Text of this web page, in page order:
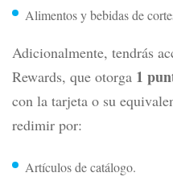
Alimentos y bebidas de
Adicionalmente, tendrás
Rewards, que otorga 1
con la tarjeta o su
redimir por:
Artículos de catálogo.